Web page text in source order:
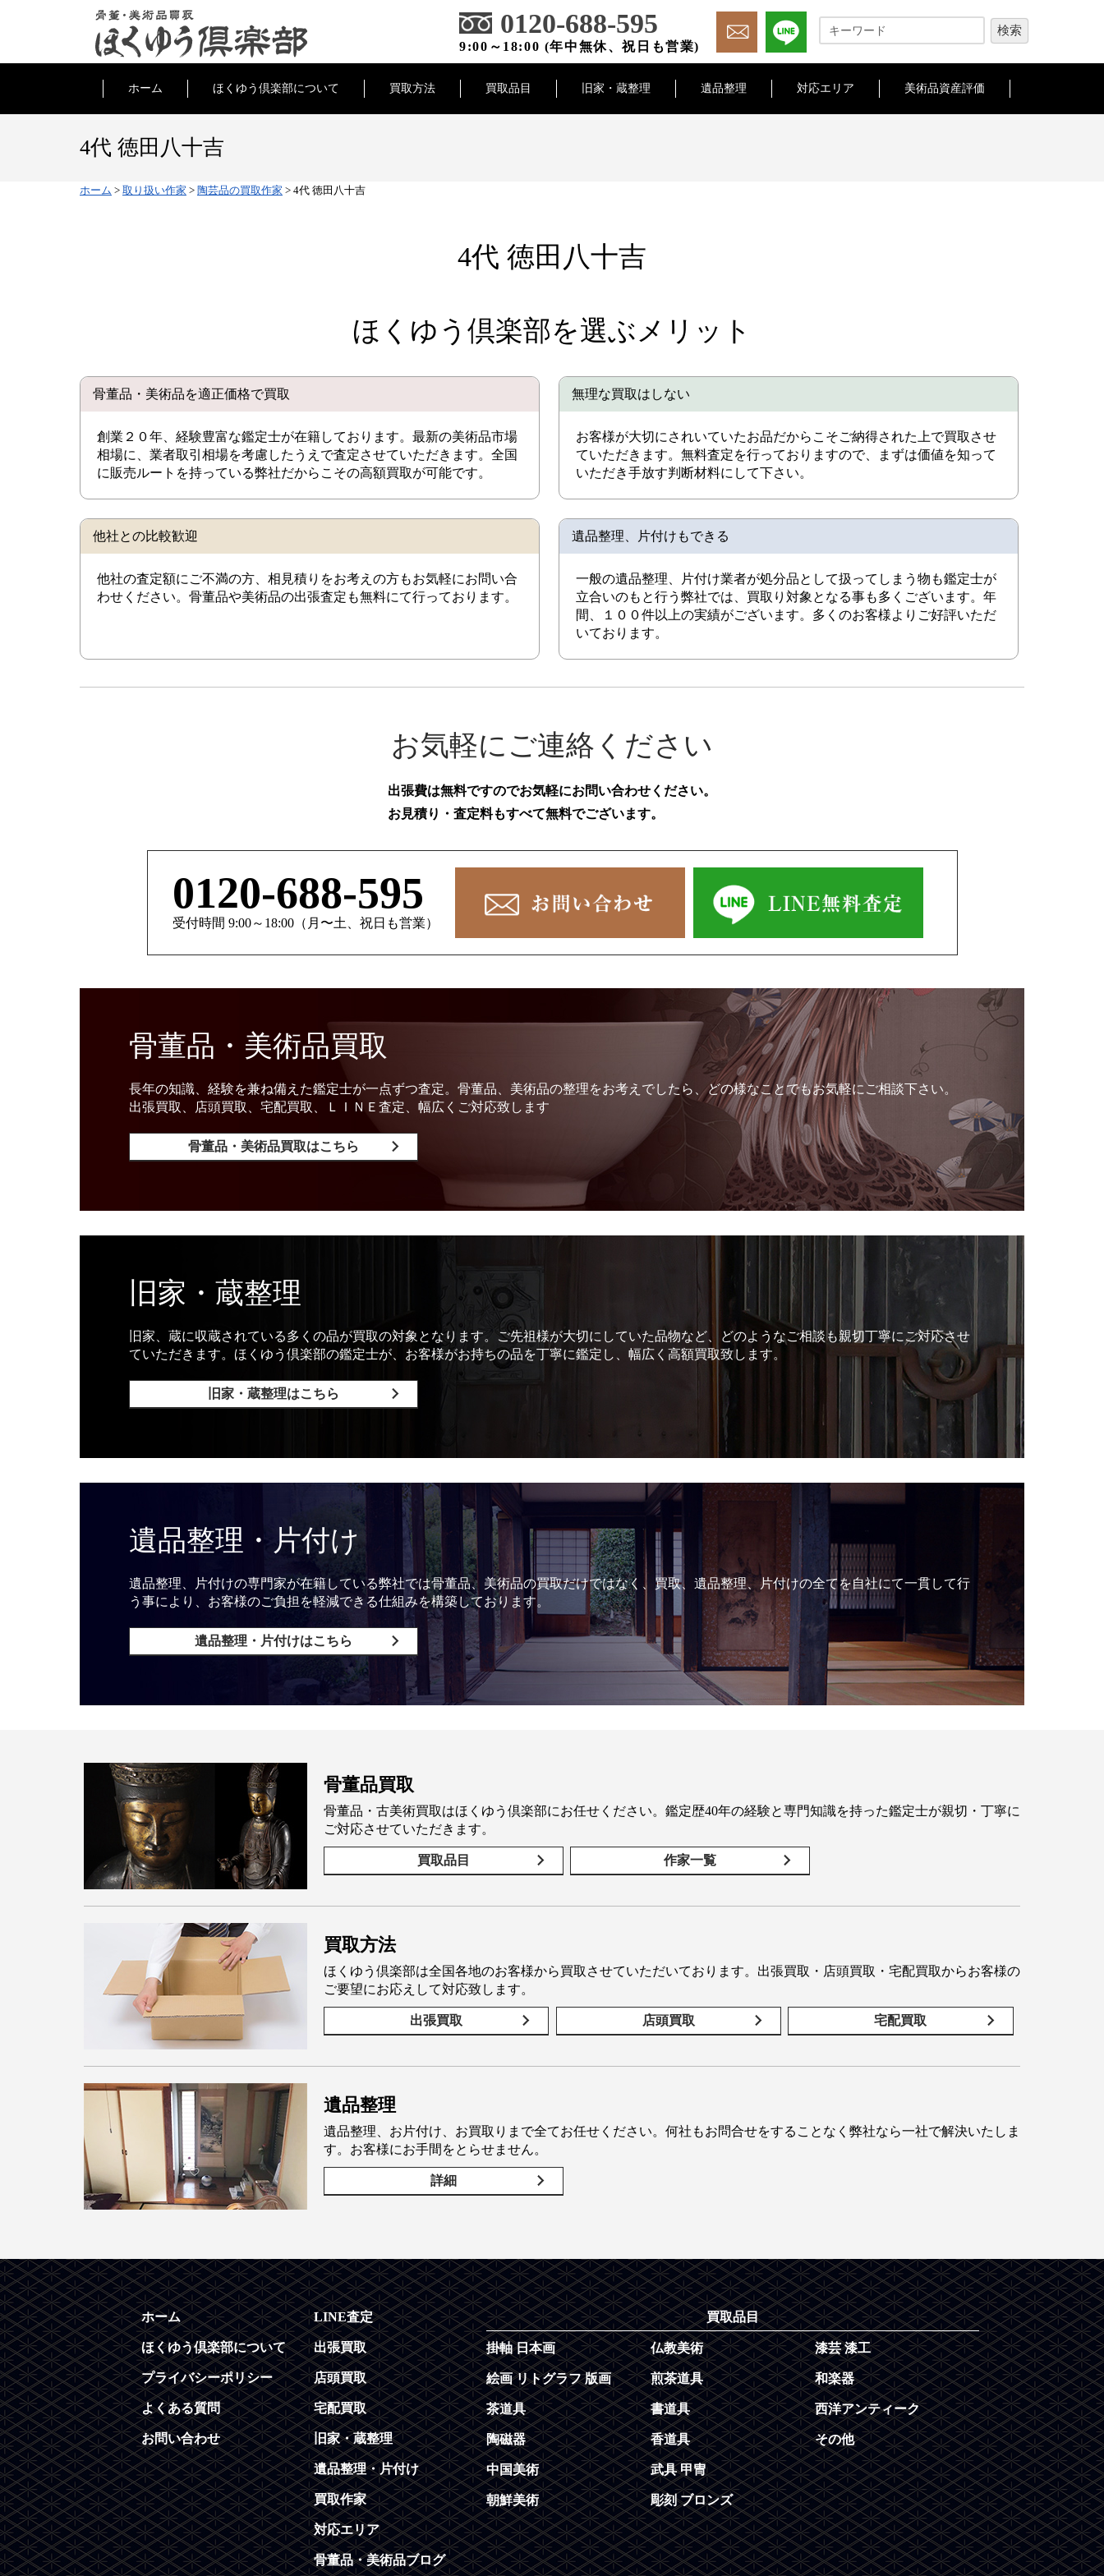
0120-688-595
9:00～18:00 (年中無休、祝日も営業)
ホーム ほくゆう倶楽部について 買取方法 買取品目 旧家・蔵整理 遺品整理 対応エリア 美術品資産評価
4代 徳田八十吉
ホーム > 取り扱い作家 > 陶芸品の買取作家 > 4代 徳田八十吉
4代 徳田八十吉
ほくゆう倶楽部を選ぶメリット
骨董品・美術品を適正価格で買取
創業２０年、経験豊富な鑑定士が在籍しております。最新の美術品市場
相場に、業者取引相場を考慮したうえで査定させていただきます。全国
に販売ルートを持っている弊社だからこその高額買取が可能です。
無理な買取はしない
お客様が大切にされいていたお品だからこそご納得された上で買取させ
ていただきます。無料査定を行っておりますので、まずは価値を知って
いただき手放す判断材料にして下さい。
他社との比較歓迎
他社の査定額にご不満の方、相見積りをお考えの方もお気軽にお問い合
わせください。骨董品や美術品の出張査定も無料にて行っております。
遺品整理、片付けもできる
一般の遺品整理、片付け業者が処分品として扱ってしまう物も鑑定士が
立合いのもと行う弊社では、買取り対象となる事も多くございます。年
間、１００件以上の実績がございます。多くのお客様よりご好評いただ
いております。
お気軽にご連絡ください
出張費は無料ですのでお気軽にお問い合わせください。
お見積り・査定料もすべて無料でございます。
0120-688-595
受付時間 9:00～18:00（月〜土、祝日も営業）
骨董品・美術品買取
長年の知識、経験を兼ね備えた鑑定士が一点ずつ査定。骨董品、美術品の整理をお考えでしたら、どの様なことでもお気軽にご相談下さい。
出張買取、店頭買取、宅配買取、ＬＩＮＥ査定、幅広くご対応致します
骨董品・美術品買取はこちら
旧家・蔵整理
旧家、蔵に収蔵されている多くの品が買取の対象となります。ご先祖様が大切にしていた品物など、どのようなご相談も親切丁寧にご対応させ
ていただきます。ほくゆう倶楽部の鑑定士が、お客様がお持ちの品を丁寧に鑑定し、幅広く高額買取致します。
旧家・蔵整理はこちら
遺品整理・片付け
遺品整理、片付けの専門家が在籍している弊社では骨董品、美術品の買取だけではなく、買取、遺品整理、片付けの全てを自社にて一貫して行
う事により、お客様のご負担を軽減できる仕組みを構築しております。
遺品整理・片付けはこちら
骨董品買取
骨董品・古美術買取はほくゆう倶楽部にお任せください。鑑定歴40年の経験と専門知識を持った鑑定士が親切・丁寧に
ご対応させていただきます。
買取品目 作家一覧
買取方法
ほくゆう倶楽部は全国各地のお客様から買取させていただいております。出張買取・店頭買取・宅配買取からお客様の
ご要望にお応えして対応致します。
出張買取 店頭買取 宅配買取
遺品整理
遺品整理、お片付け、お買取りまで全てお任せください。何社もお問合せをすることなく弊社なら一社で解決いたしま
す。お客様にお手間をとらせません。
詳細
ホーム
ほくゆう倶楽部について
プライバシーポリシー
よくある質問
お問い合わせ
LINE査定
出張買取
店頭買取
宅配買取
旧家・蔵整理
遺品整理・片付け
買取作家
対応エリア
骨董品・美術品ブログ
買取品目
掛軸 日本画
絵画 リトグラフ 版画
茶道具
陶磁器
中国美術
朝鮮美術
仏教美術
煎茶道具
書道具
香道具
武具 甲冑
彫刻 ブロンズ
漆芸 漆工
和楽器
西洋アンティーク
その他